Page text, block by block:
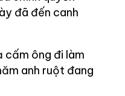
đã đến canh
cấm ông đi làm
anh ruột đang